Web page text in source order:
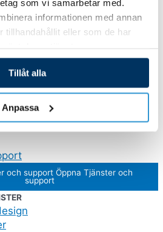
som vi samarbetar med.
informationen med annan
tillhandahållit eller som de har
Tillåt alla
Anpassa
X-Serien
Viskan Spabad
/ Aroma
och support Öppna Tjänster och
support